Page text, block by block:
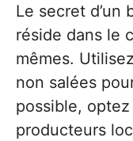
Le secret d’un
réside dans le
mêmes.
non salées
possible,
producteurs